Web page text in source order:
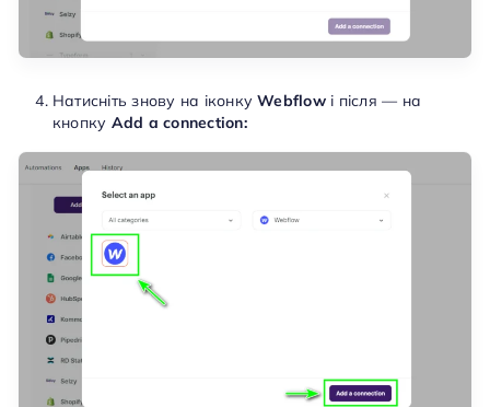
Натисніть знову на іконкуWebflow і після — на
кнопку Add a connection: